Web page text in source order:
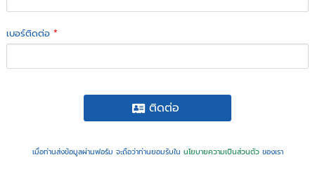
เบอร์ติดต่อ*
ติดต่อ
เมื่อท่านส่งข้อมูลผ่านฟอร์ม จะถือว่าท่านยอมรับใน นโยบายความเป็นส่วนตัวของเรา